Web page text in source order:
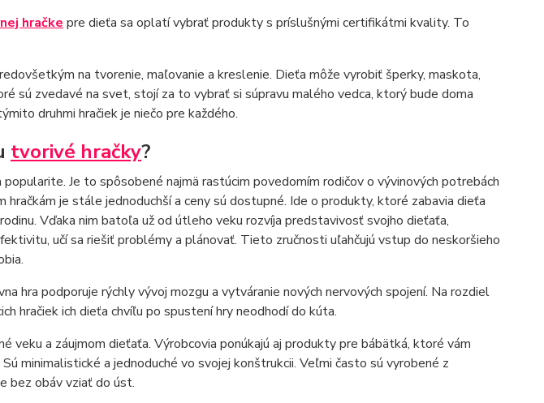
hračke pre dieťa sa oplatí vybrať produkty s príslušnými certifikátmi kvality. To
na tvorenie, maľovanie a kreslenie. Dieťa môže vyrobiť šperky, maskota,
sú zvedavé na svet, stojí za to vybrať si súpravu malého vedca, ktorý bude doma
druhmi hračiek je niečo pre každého.
tvorivé hračky?
Je to spôsobené najmä rastúcim povedomím rodičov o vývinových potrebách
je stále jednoduchší a ceny sú dostupné. Ide o produkty, ktoré zabavia dieťa
Vďaka nim batoľa už od útleho veku rozvíja predstavivosť svojho dieťaťa,
učí sa riešiť problémy a plánovať. Tieto zručnosti uľahčujú vstup do neskoršieho
hra podporuje rýchly vývoj mozgu a vytváranie nových nervových spojení. Na rozdiel
hračiek ich dieťa chvíľu po spustení hry neodhodí do kúta.
veku a záujmom dieťaťa. Výrobcovia ponúkajú aj produkty pre bábätká, ktoré vám
minimalistické a jednoduché vo svojej konštrukcii. Veľmi často sú vyrobené z
bez obáv vziať do úst.